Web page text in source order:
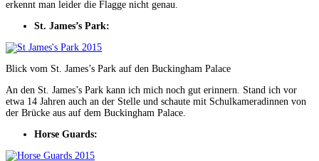
erkennt man leider die Flagge nicht genau.
St. James’s Park:
Blick vom St. James’s Park auf den Buckingham Palace
An den St. James’s Park kann ich mich noch gut erinnern. Stand ich vor
etwa 14 Jahren auch an der Stelle und schaute mit Schulkameradinnen von
der Brücke aus auf dem Buckingham Palace.
Horse Guards: